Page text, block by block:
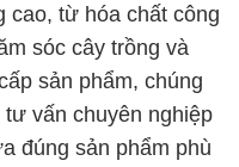
cao, từ hóa chất công
sóc cây trồng và
sản phẩm, chúng
vấn chuyên nghiệp
đúng sản phẩm phù